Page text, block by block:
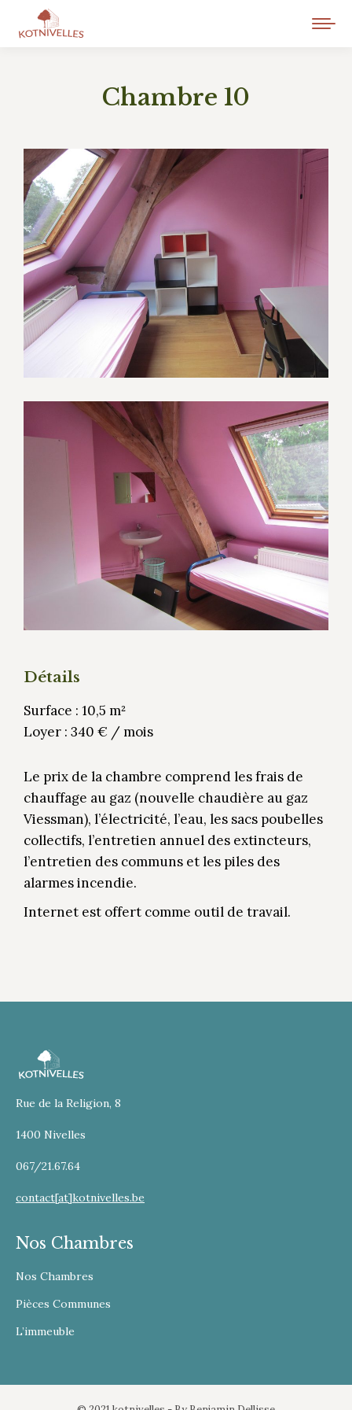
Chambre 10
Détails
Surface : 10,5 m²
Loyer : 340 € / mois
Le prix de la chambre comprend les frais de
chauffage au gaz (nouvelle chaudière au gaz
Viessman), l’électricité, l’eau, les sacs poubelles
collectifs, l’entretien annuel des extincteurs,
l’entretien des communs et les piles des
alarmes incendie.
Internet est offert comme outil de travail.
Rue de la Religion, 8
1400 Nivelles
067/21.67.64
contact[at]kotnivelles.be
Nos Chambres
Nos Chambres
Pièces Communes
L’immeuble